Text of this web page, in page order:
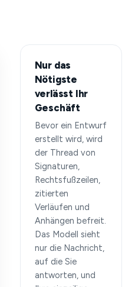
Nur das
Nötigste
verlässt Ihr
Geschäft
Bevor ein Entwurf
erstellt wird, wird
der Thread von
Signaturen,
Rechtsfußzeilen,
zitierten
Verläufen und
Anhängen befreit.
Das Modell sieht
nur die Nachricht,
auf die Sie
antworten, und